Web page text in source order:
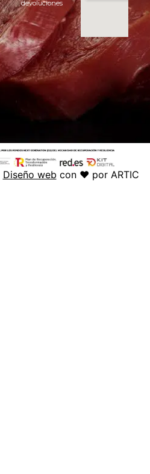
devoluciones
Diseño web con ♥️ por ARTIC